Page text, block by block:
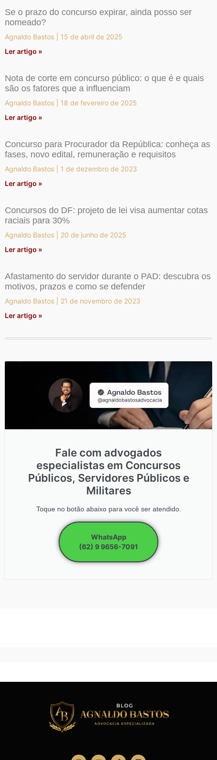
Se o prazo do concurso expirar, ainda posso ser
nomeado?
Agnaldo Bastos
15 de abril de 2025
Ler artigo »
Nota de corte em concurso público: o que é e quais
são os fatores que a influenciam
Agnaldo Bastos
18 de fevereiro de 2025
Ler artigo »
Concurso para Procurador da República: conheça as
fases, novo edital, remuneração e requisitos
Agnaldo Bastos
1 de dezembro de 2023
Ler artigo »
Concursos do DF: projeto de lei visa aumentar cotas
raciais para 30%
Agnaldo Bastos
20 de junho de 2025
Ler artigo »
Afastamento do servidor durante o PAD: descubra os
motivos, prazos e como se defender
Agnaldo Bastos
21 de novembro de 2023
Ler artigo »
Fale com advogados
especialistas em Concursos
Públicos, Servidores Públicos e
Militares
Toque no botão abaixo para você ser atendido.
WhatsApp
(62) 9 9656-7091